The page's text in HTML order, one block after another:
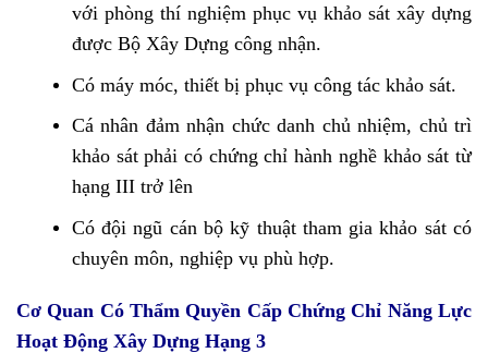
với phòng thí nghiệm phục vụ khảo sát xây dựng
được Bộ Xây Dựng công nhận.
Có máy móc, thiết bị phục vụ công tác khảo sát.
Cá nhân đảm nhận chức danh chủ nhiệm, chủ trì
khảo sát phải có chứng chỉ hành nghề khảo sát từ
hạng III trở lên
Có đội ngũ cán bộ kỹ thuật tham gia khảo sát có
chuyên môn, nghiệp vụ phù hợp.
Cơ Quan Có Thẩm Quyền Cấp Chứng Chỉ Năng Lực
Hoạt Động Xây Dựng Hạng 3